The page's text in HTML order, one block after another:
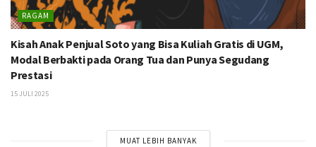
RAGAM
Kisah Anak Penjual Soto yang Bisa Kuliah Gratis di UGM,
Modal Berbakti pada Orang Tua dan Punya Segudang
Prestasi
15 JULI 2025
MUAT LEBIH BANYAK